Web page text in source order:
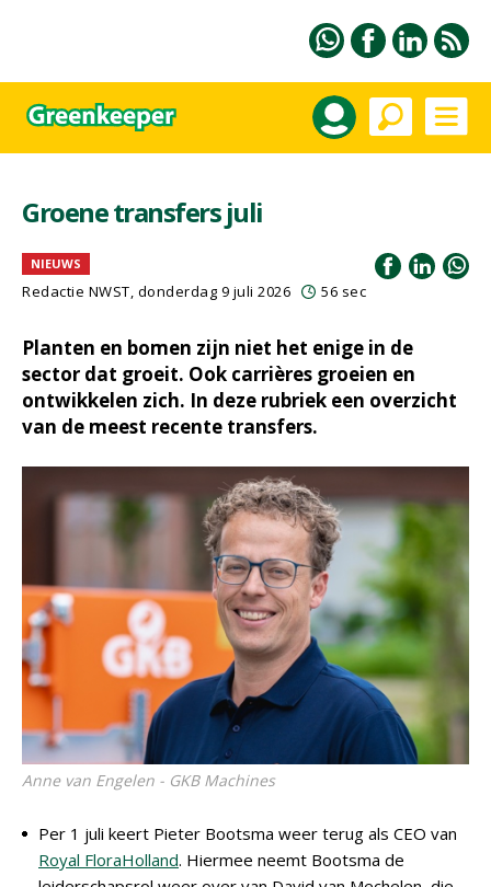
Groene transfers juli
NIEUWS
Redactie NWST, donderdag 9 juli 2026 56 sec
Planten en bomen zijn niet het enige in de
sector dat groeit. Ook carrières groeien en
ontwikkelen zich. In deze rubriek een overzicht
van de meest recente transfers.
Anne van Engelen - GKB Machines
Per 1 juli keert Pieter Bootsma weer terug als CEO van
Royal FloraHolland. Hiermee neemt Bootsma de